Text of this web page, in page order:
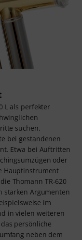
L als perfekter
suchen.
bei gestandenen
Etwa bei Auftritten
oder
Hauptinstrument
Thomann TR-620
starken Argumenten
im
in vielen weiteren
persönliche
neben dem